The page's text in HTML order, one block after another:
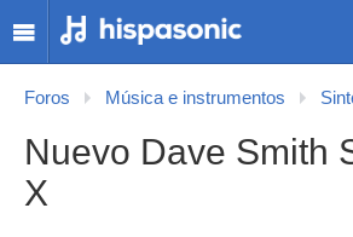
Foros Música e instrumentos
Nuevo Dave Smith
X